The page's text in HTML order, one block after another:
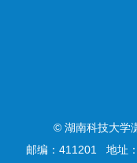
© 湖南科技大学
邮编：411201 地址